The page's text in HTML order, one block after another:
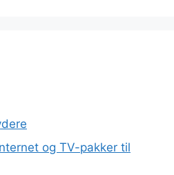
og TV-pakker til